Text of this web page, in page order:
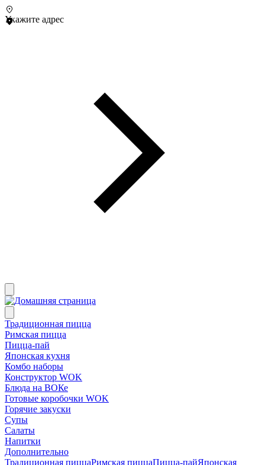
Укажите адрес
Традиционная пицца
Римская пицца
Пицца-пай
Японская кухня
Комбо наборы
Конструктор WOK
Блюда на ВОКе
Готовые коробочки WOK
Горячие закуски
Супы
Салаты
Напитки
Дополнительно
Традиционная пиццаРимская пиццаПицца-пайЯпонская